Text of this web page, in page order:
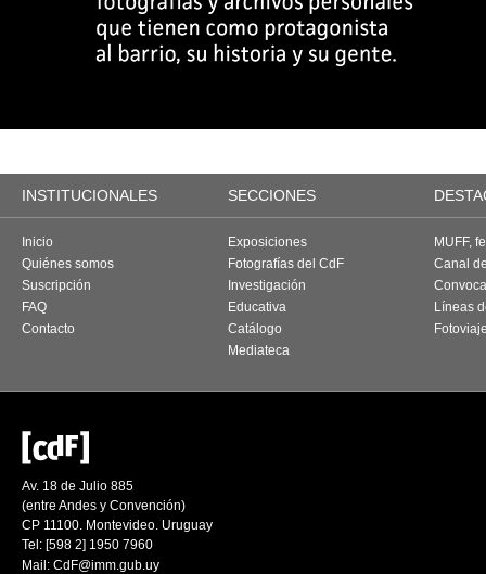
INSTITUCIONALES SECCIONES
Inicio
Quiénes somos
Suscripción
FAQ
Contacto
Exposiciones
Fotografías del CdF
Investigación
Educativa
Catálogo
Mediateca
MUFF,
Canal
Líneas
Av. 18 de Julio 885
(entre Andes y Convención)
CP 11100. Montevideo. Uruguay
Tel: [598 2] 1950 7960
Mail: CdF@imm.gub.uy